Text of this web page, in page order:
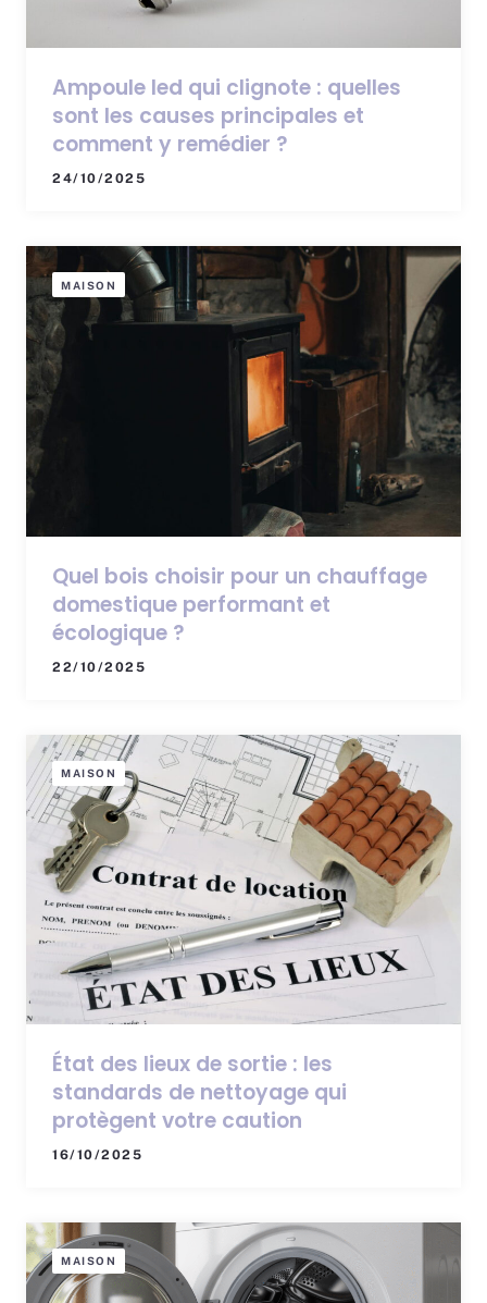
Ampoule led qui clignote : quelles
sont les causes principales et
comment y remédier ?
24/10/2025
MAISON
Quel bois choisir pour un chauffage
domestique performant et
écologique ?
22/10/2025
MAISON
État des lieux de sortie : les
standards de nettoyage qui
protègent votre caution
16/10/2025
MAISON